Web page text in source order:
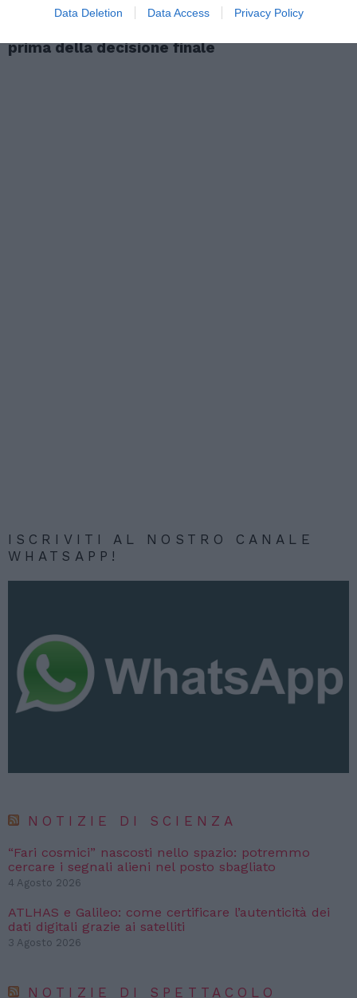
Data Deletion Data Access Privacy Policy
ATTUALITÀ
prima della decisione finale
ISCRIVITI AL NOSTRO CANALE
WHATSAPP!
NOTIZIE DI SCIENZA
“Fari cosmici” nascosti nello spazio: potremmo
cercare i segnali alieni nel posto sbagliato
4 Agosto 2026
ATLHAS e Galileo: come certificare l’autenticità dei
dati digitali grazie ai satelliti
3 Agosto 2026
NOTIZIE DI SPETTACOLO